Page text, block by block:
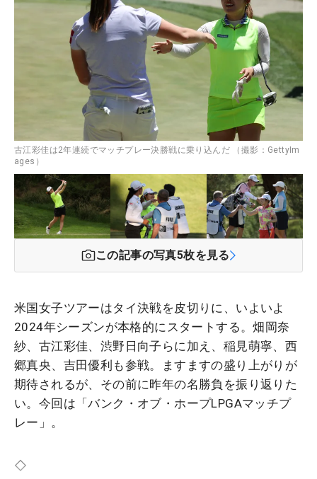
古江彩佳は2年連続でマッチプレー決勝戦に乗り込んだ （撮影：GettyIm
ages）
この記事の写真5枚を見る
米国女子ツアーはタイ決戦を皮切りに、いよいよ
2024年シーズンが本格的にスタートする。畑岡奈
紗、古江彩佳、渋野日向子らに加え、稲見萌寧、西
郷真央、吉田優利も参戦。ますますの盛り上がりが
期待されるが、その前に昨年の名勝負を振り返りた
い。今回は「バンク・オブ・ホープLPGAマッチプ
レー」。
◇